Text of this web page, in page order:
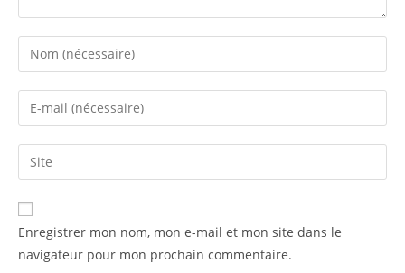
Enregistrer mon nom, mon e-mail et mon site dans le
navigateur pour mon prochain commentaire.